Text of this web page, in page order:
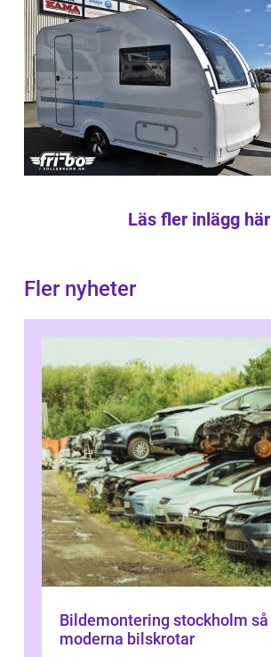
Läs fler inlägg här
Fler nyheter
Bildemontering stockholm så fungerar
moderna bilskrotar